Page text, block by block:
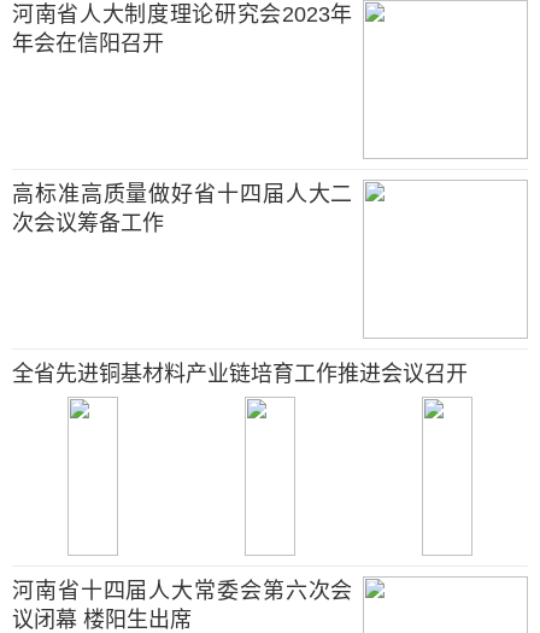
河南省人大制度理论研究会2023年
年会在信阳召开
高标准高质量做好省十四届人大二
次会议筹备工作
全省先进铜基材料产业链培育工作推进会议召开
河南省十四届人大常委会第六次会
议闭幕 楼阳生出席